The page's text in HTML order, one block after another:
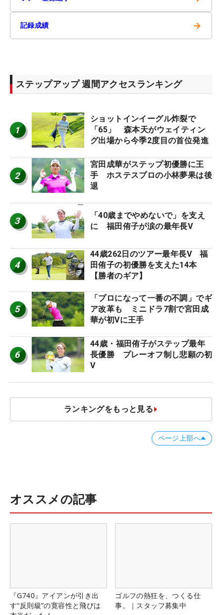
記録成績 →
ステップアップ 週間アクセスランキング
1
ショットインイーグル炸裂で
「65」 森本天がウェイティン
グ出場から今季2度目の首位発進
2
宮田成華がステップ初優勝に王
手 ホステスプロの小林夢果は後
退
3
「40歳までやめないで」を支え
に 福田侑子が涙の最年長V
4
44歳262日のツアー最年長V 福
田侑子の初優勝を支えた14本
【勝者のギア】
5
「プロになって一番の不調」でギ
ア改革も ミニドラ7割で宮田成
華が初Vに王手
6
44歳・福田侑子がステップ最年
長優勝 プレーオフ制し悲願の初
V
ランキングをもっと見る
ページ上部へ
オススメの記事
『G740』アイアンが引き出
す“反則級”の寛容性と飛びは
ゴルフの熱狂を、つくる仕
事。｜スタッフ募集中